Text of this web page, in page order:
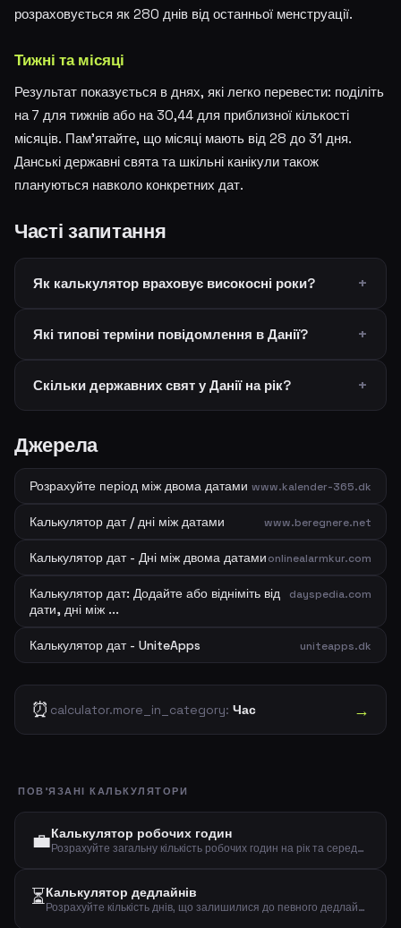
розраховується як 280 днів від останньої менструації.
Тижні та місяці
Результат показується в днях, які легко перевести: поділіть
на 7 для тижнів або на 30,44 для приблизної кількості
місяців. Пам'ятайте, що місяці мають від 28 до 31 дня.
Данські державні свята та шкільні канікули також
плануються навколо конкретних дат.
Часті запитання
Як калькулятор враховує високосні роки?
Які типові терміни повідомлення в Данії?
Скільки державних свят у Данії на рік?
Джерела
Розрахуйте період між двома датами www.kalender-365.dk
Калькулятор дат / дні між датами www.beregnere.net
Калькулятор дат - Дні між двома датамиonlinealarmkur.com
Калькулятор дат: Додайте або відніміть від
дати, дні між ...
dayspedia.com
Калькулятор дат - UniteApps uniteapps.dk
⏰ calculator.more_in_category: Час →
ПОВ'ЯЗАНІ КАЛЬКУЛЯТОРИ
💼Калькулятор робочих годин
Розрахуйте загальну кількість робочих годин на рік та середньомісячний показник на основі щоденних годин, днів на тиждень і робочих тижнів на рік.
⏳Калькулятор дедлайнів
Розрахуйте кількість днів, що залишилися до певного дедлайну.